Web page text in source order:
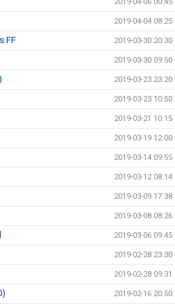
2019-04-06 00:45
2019-04-04 08:25
FF 2019-03-30 20:30
2019-03-30 09:50
2019-03-23 23:20
2019-03-23 10:50
2019-03-21 10:15
2019-03-19 12:00
2019-03-14 09:55
2019-03-12 08:14
2019-03-09 17:38
2019-03-08 08:26
2019-03-06 09:45
2019-02-28 23:30
2019-02-28 09:31
2019-02-16 20:50